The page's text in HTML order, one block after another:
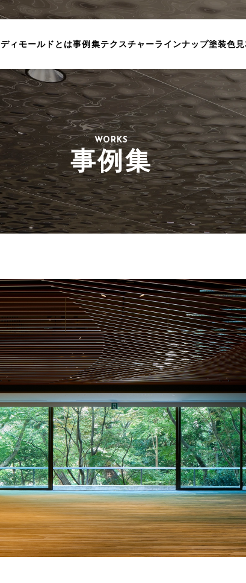
ディモールドとは事例集テクスチャーラインナップ塗装色
WORKS
事例集